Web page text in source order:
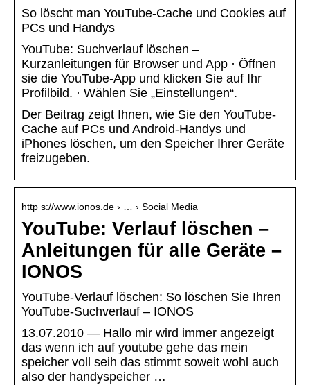
So löscht man YouTube-Cache und Cookies auf
PCs und Handys
YouTube: Suchverlauf löschen –
Kurzanleitungen für Browser und App · Öffnen
sie die YouTube-App und klicken Sie auf Ihr
Profilbild. · Wählen Sie „Einstellungen“.
Der Beitrag zeigt Ihnen, wie Sie den YouTube-
Cache auf PCs und Android-Handys und
iPhones löschen, um den Speicher Ihrer Geräte
freizugeben.
http s://www.ionos.de › … › Social Media
YouTube: Verlauf löschen –
Anleitungen für alle Geräte –
IONOS
YouTube-Verlauf löschen: So löschen Sie Ihren
YouTube-Suchverlauf – IONOS
13.07.2010 — Hallo mir wird immer angezeigt
das wenn ich auf youtube gehe das mein
speicher voll seih das stimmt soweit wohl auch
also der handyspeicher …